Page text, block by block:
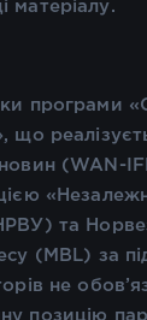
матеріалу.
програми
що
новин (WAN-
та
(MBL) за
не
позицію